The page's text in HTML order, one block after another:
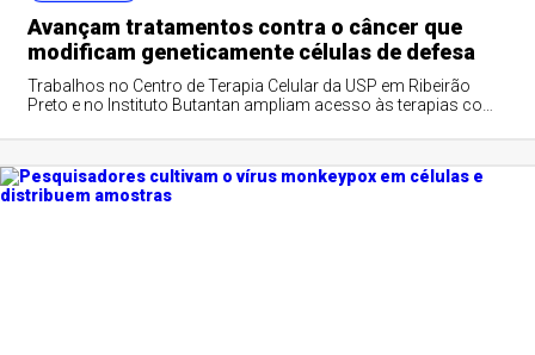
Avançam tratamentos contra o câncer que
modificam geneticamente células de defesa
Trabalhos no Centro de Terapia Celular da USP em Ribeirão
Preto e no Instituto Butantan ampliam acesso às terapias com